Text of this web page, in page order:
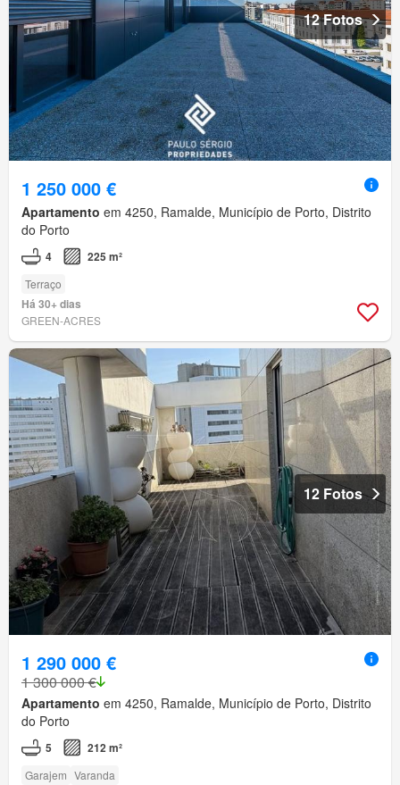
12 Fotos
1 250 000 €
Apartamento em 4250, Ramalde, Município de Porto, Distrito
do Porto
4 225 m²
Terraço
Há 30+ dias
GREEN-ACRES
12 Fotos
1 290 000 €
1 300 000 €
Apartamento em 4250, Ramalde, Município de Porto, Distrito
do Porto
5 212 m²
Garajem Varanda